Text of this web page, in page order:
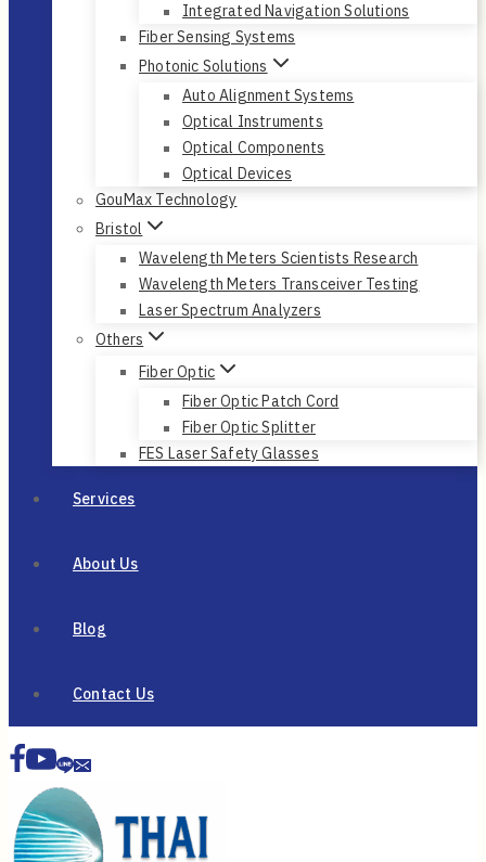
Integrated Navigation Solutions
Fiber Sensing Systems
Photonic Solutions
Auto Alignment Systems
Optical Instruments
Optical Components
Optical Devices
GouMax Technology
Bristol
Wavelength Meters Scientists Research
Wavelength Meters Transceiver Testing
Laser Spectrum Analyzers
Others
Fiber Optic
Fiber Optic Patch Cord
Fiber Optic Splitter
FES Laser Safety Glasses
Services
About Us
Blog
Contact Us